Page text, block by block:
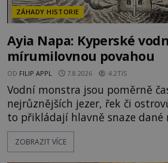
ZÁHADY HISTORIE
Ayia Napa: Kyperské
mírumilovnou povahou
OD FILIP APPL 7.8.2026 4.2TIS
Vodní monstra jsou poměrně
nejrůznějších jezer, řek či
to přikládají hlavně snaze
přitáhnout k němu pozornost
nakloněných turistů. Je to také případ kyperského
ZOBRAZIT VÍCE